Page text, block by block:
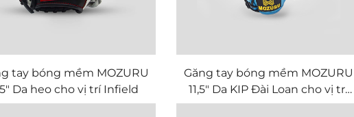
tay bóng mềm MOZURU
Da heo cho vị trí Infield
Găng tay bóng mềm MOZURU
11,5" Da KIP Đài Loan cho vị trí
Infield